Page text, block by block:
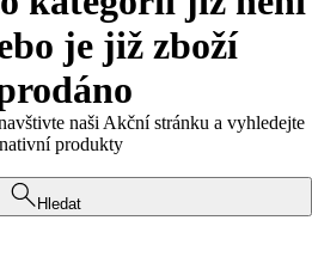
je již zboží
naši Akční stránku a vyhledejte
produkty
Hledat